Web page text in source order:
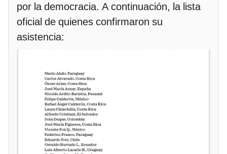
por la democracia. A continuación, la lista
oficial de quienes confirmaron su
asistencia: